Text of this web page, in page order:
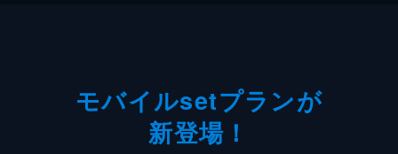
モバイルsetプランが
新登場！